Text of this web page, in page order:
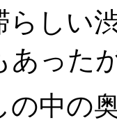
らしい
あった
の中の